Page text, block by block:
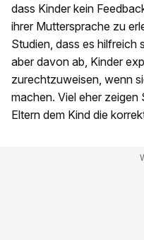
dass Kinder kein
ihrer Muttersprache zu
Studien, dass es hilfreich
aber davon ab, Kinder
zurechtzuweisen, wenn
machen. Viel eher zeigen
Eltern dem Kind die